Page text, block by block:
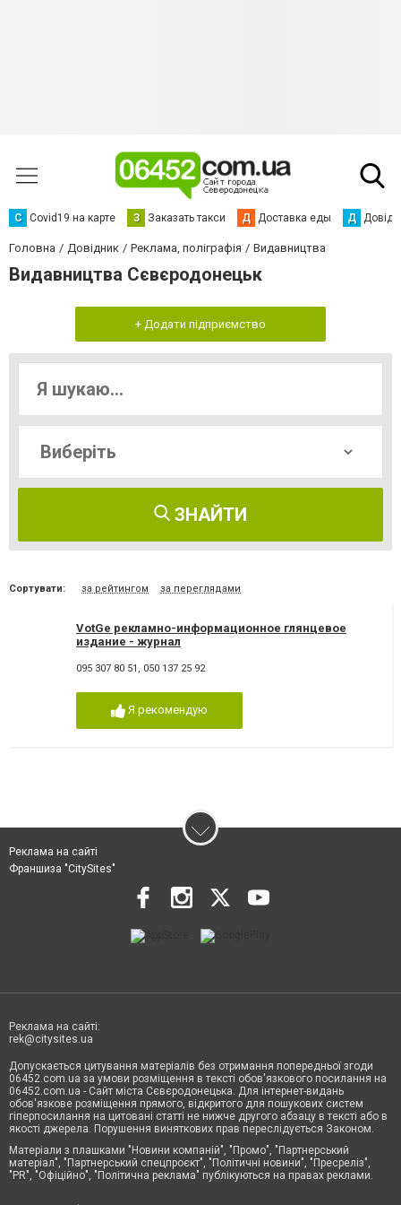
С Сovid19 на карте З Заказать такси Д Доставка еды Д
Головна Довідник Реклама, поліграфія Видавництва
Видавництва Сєвєродонецьк
+ Додати підприємство
ЗНАЙТИ
Сортувати: за рейтингом за переглядами
VotGe рекламно-информационное глянцевое
издание - журнал
095 307 80 51, 050 137 25 92
Я рекомендую
Реклама на сайті
Франшиза "CitySites"
Реклама на сайті:
rek@citysites.ua
Допускається цитування матеріалів без отримання попередньої згоди
06452.com.ua за умови розміщення в тексті обов'язкового посилання на
06452.com.ua - Сайт міста Сєвєродонецька. Для інтернет-видань
обов'язкове розміщення прямого, відкритого для пошукових систем
гіперпосилання на цитовані статті не нижче другого абзацу в тексті або в
якості джерела. Порушення виняткових прав переслідується Законом.
Матеріали з плашками "Новини компаній", "Промо", "Партнерський
матеріал", "Партнерський спецпроєкт", "Політичні новини", "Пресреліз",
"PR", "Офіційно", "Політична реклама" публікуються на правах реклами.